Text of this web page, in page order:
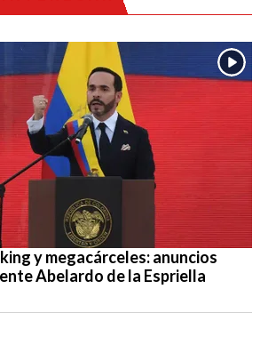
y megacárceles: anuncios
Abelardo de la Espriella